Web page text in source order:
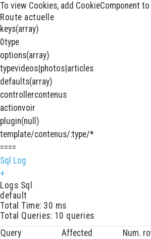
To view Cookies, add CookieComponent
Route actuelle
keys(array)
0type
options(array)
typevideos|photos|articles
defaults(array)
controllercontenus
actionvoir
plugin(null)
template/contenus/:type/*
====
Sql Log
+
Logs Sql
default
Total Time: 30 ms
Total Queries: 10 queries
Query
Affected Num.